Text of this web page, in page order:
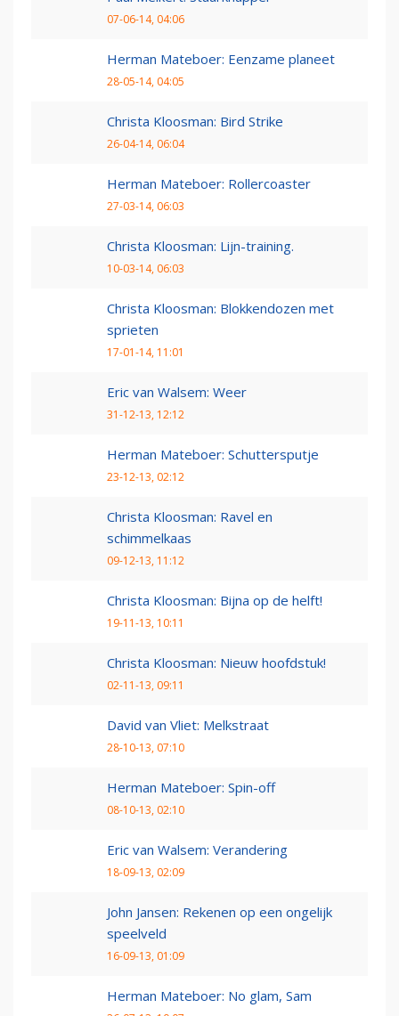
07-06-14, 04:06
Herman Mateboer: Eenzame planeet
28-05-14, 04:05
Christa Kloosman: Bird Strike
26-04-14, 06:04
Herman Mateboer: Rollercoaster
27-03-14, 06:03
Christa Kloosman: Lijn-training.
10-03-14, 06:03
Christa Kloosman: Blokkendozen met
sprieten
17-01-14, 11:01
Eric van Walsem: Weer
31-12-13, 12:12
Herman Mateboer: Schuttersputje
23-12-13, 02:12
Christa Kloosman: Ravel en
schimmelkaas
09-12-13, 11:12
Christa Kloosman: Bijna op de helft!
19-11-13, 10:11
Christa Kloosman: Nieuw hoofdstuk!
02-11-13, 09:11
David van Vliet: Melkstraat
28-10-13, 07:10
Herman Mateboer: Spin-off
08-10-13, 02:10
Eric van Walsem: Verandering
18-09-13, 02:09
John Jansen: Rekenen op een ongelijk
speelveld
16-09-13, 01:09
Herman Mateboer: No glam, Sam